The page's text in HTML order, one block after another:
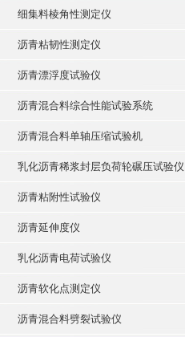
细集料棱角性测定仪
沥青粘韧性测定仪
沥青漂浮度试验仪
沥青混合料综合性能试验系统
沥青混合料单轴压缩试验机
乳化沥青稀浆封层负荷轮碾压试验仪
沥青粘附性试验仪
沥青延伸度仪
乳化沥青电荷试验仪
沥青软化点测定仪
沥青混合料劈裂试验仪